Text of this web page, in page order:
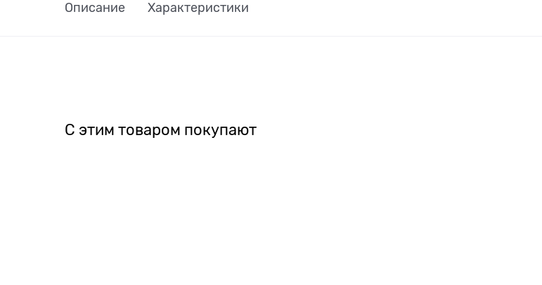
Описание Характеристики
С этим товаром покупают